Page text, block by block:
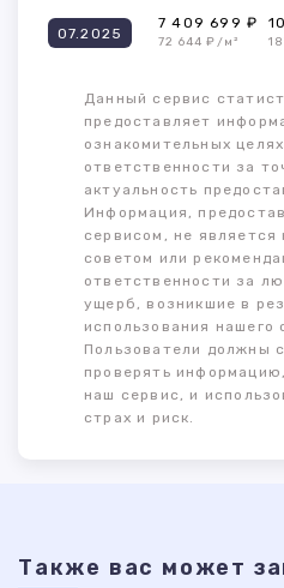
07.2025
7 409 699 ₽
72 644 ₽/м²
Данный сервис
предоставляет
ознакомительных
ответственности за
актуальность
Информация,
сервисом, не является
советом или
ответственности за
ущерб, возникшие в
использования нашего
Пользователи должны
проверять
наш сервис, и
страх и риск.
Также ваc может